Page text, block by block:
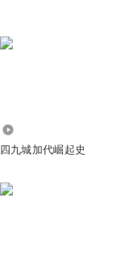
四九城加代崛起史